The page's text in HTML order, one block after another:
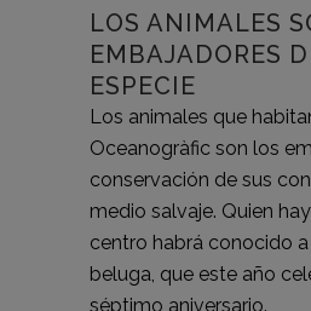
LOS ANIMALES
EMBAJADORES
ESPECIE
Los animales que
Oceanogràfic son los
conservación de sus
medio salvaje. Quien
centro habrá conocido
beluga, que este año
séptimo aniversario.